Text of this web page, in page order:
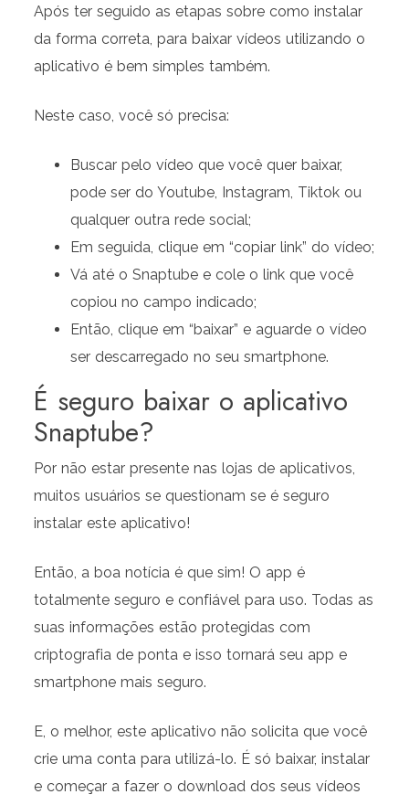
Após ter seguido as etapas sobre como instalar
da forma correta, para baixar vídeos utilizando o
aplicativo é bem simples também.
Neste caso, você só precisa:
Buscar pelo vídeo que você quer baixar,
pode ser do Youtube, Instagram, Tiktok ou
qualquer outra rede social;
Em seguida, clique em “copiar link” do vídeo;
Vá até o Snaptube e cole o link que você
copiou no campo indicado;
Então, clique em “baixar” e aguarde o vídeo
ser descarregado no seu smartphone.
É seguro baixar o aplicativo
Snaptube?
Por não estar presente nas lojas de aplicativos,
muitos usuários se questionam se é seguro
instalar este aplicativo!
Então, a boa notícia é que sim! O app é
totalmente seguro e confiável para uso. Todas as
suas informações estão protegidas com
criptografia de ponta e isso tornará seu app e
smartphone mais seguro.
E, o melhor, este aplicativo não solicita que você
crie uma conta para utilizá-lo. É só baixar, instalar
e começar a fazer o download dos seus vídeos